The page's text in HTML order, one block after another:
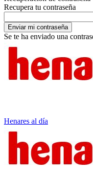
Recupera tu contraseña
Se te ha enviado una
Henares al día